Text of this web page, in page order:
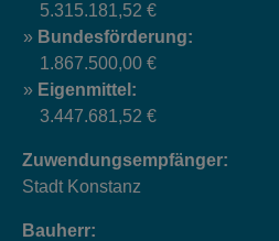
5.315.181,52 €
Bundesförderung:
1.867.500,00 €
Eigenmittel:
3.447.681,52 €
Zuwendungsempfänger:
Stadt Konstanz
Bauherr: